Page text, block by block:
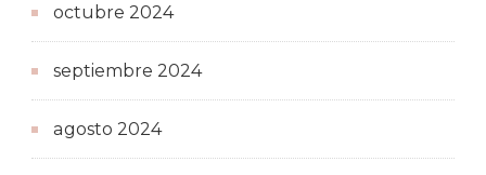
octubre 2024
septiembre 2024
agosto 2024